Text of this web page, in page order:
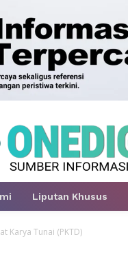
Liputan Khusus
Karya Tunai (PKTD)